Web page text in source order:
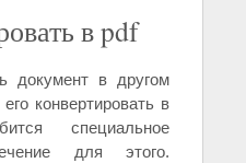
в pdf
документ в другом
конвертировать в
специальное
для этого.